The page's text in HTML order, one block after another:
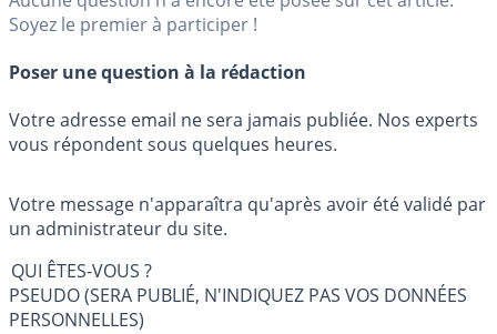
Soyez le premier à participer !
Poser une question à la rédaction
Votre adresse email ne sera jamais publiée. Nos experts
vous répondent sous quelques heures.
Votre message n'apparaîtra qu'après avoir été validé par
un administrateur du site.
QUI ÊTES-VOUS ?
PSEUDO (SERA PUBLIÉ, N'INDIQUEZ PAS VOS DONNÉES
PERSONNELLES)